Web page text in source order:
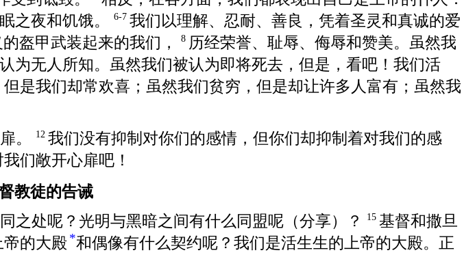
之夜和饥饿。 6-7 我们以理解、忍耐、善良，凭着圣灵和真诚的爱
盔甲武装起来的我们，
8 历经荣誉、耻辱、侮辱和赞美。虽然我
为无人所知。虽然我们被认为即将死去，但是，看吧！我们活
是我们却常欢喜；虽然我们贫穷，但是却让许多人富有；虽然我
。 12 我们没有抑制对你们的感情，但你们却抑制着对我们的感
们敞开心扉吧！
教徒的告诫
之处呢？光明与黑暗之间有什么同盟呢（分享）？ 15 基督和撒旦
帝的大殿 *和偶像有什么契约呢？我们是活生生的上帝的大殿。正